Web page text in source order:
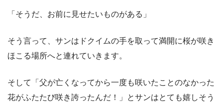
「そうだ、お前に見せたいものがある」
そう言って、サンはドクイムの手を取って満開に桜が咲き
ほこる場所へと連れていきます。
そして「父が亡くなってから一度も咲いたことのなかった
花がふたたび咲き誇ったんだ！」とサンはとても嬉しそう